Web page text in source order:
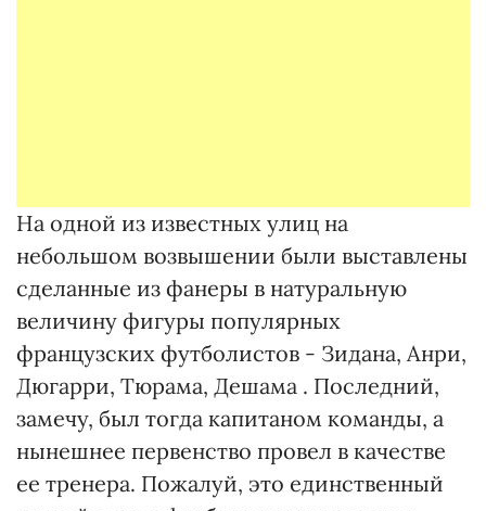
На одной из известных улиц на
небольшом возвышении были выставлены
сделанные из фанеры в натуральную
величину фигуры популярных
французских футболистов - Зидана, Анри,
Дюгарри, Тюрама, Дешама . Последний,
замечу, был тогда капитаном команды, а
нынешнее первенство провел в качестве
ее тренера. Пожалуй, это единственный